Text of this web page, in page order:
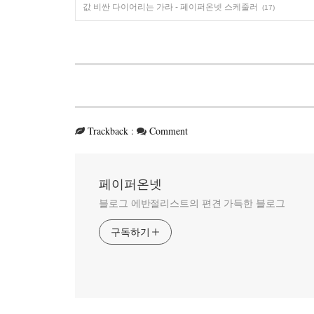
값 비싼 다이어리는 가라 - 페이퍼온넷 스케줄러 (17)
Trackback : Comment
페이퍼온넷
블로그 에반절리스트의 편견 가득한 블로그
구독하기